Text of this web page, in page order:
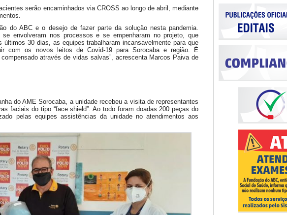
serão encaminhados via CROSS ao longo de abril, mediante
do ABC e o desejo de fazer parte da solução nesta pandemia.
envolveram nos processos e se empenharam no projeto, que
30 dias, as equipes trabalharam incansavelmente para que
com os novos leitos de Covid-19 para Sorocaba e região. É
através de vidas salvas”, acrescenta Marcos Paiva de
do AME Sorocaba, a unidade recebeu a visita de representantes
faciais do tipo “face shield”. Ao todo foram doadas 200 peças do
pelas equipes assistências da unidade no atendimentos aos